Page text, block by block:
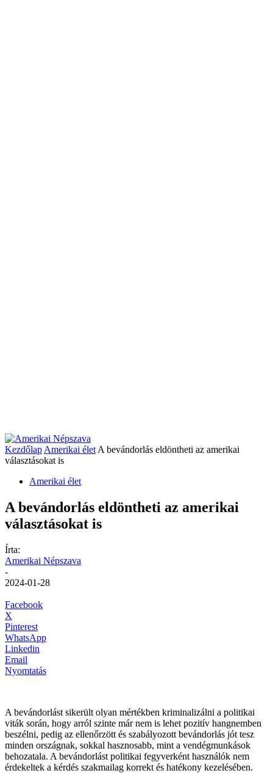
Kezdőlap Amerikai élet A bevándorlás eldöntheti az amerikai
választásokat is
Amerikai élet
A bevándorlás eldöntheti az amerikai
választásokat is
Írta:
Amerikai Népszava
-
2024-01-28
Facebook
X
Pinterest
WhatsApp
Linkedin
Email
Nyomtatás
A bevándorlást sikerült olyan mértékben kriminalizálni a politikai
viták során, hogy arról szinte már nem is lehet pozitív hangnemben
beszélni, pedig az ellenőrzött és szabályozott bevándorlás jót tesz
minden országnak, sokkal hasznosabb, mint a vendégmunkások
behozatala. A bevándorlást politikai fegyverként használók nem
érdekeltek a kérdés szakmailag korrekt és hatékony kezelésében.